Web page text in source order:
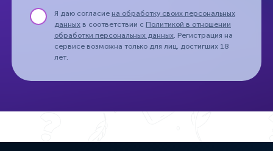
Я даю согласие на обработку своих персональных
данных в соответствии с Политикой в отношении
обработки персональных данных. Регистрация на
сервисе возможна только для лиц, достигших 18
лет.